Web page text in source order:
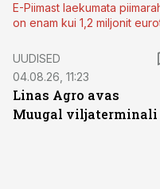
E-Piimast laekumata
on enam kui 1,2 miljonit
UUDISED
04.08.26, 11:23
Linas Agro avas
Muugal viljaterminali